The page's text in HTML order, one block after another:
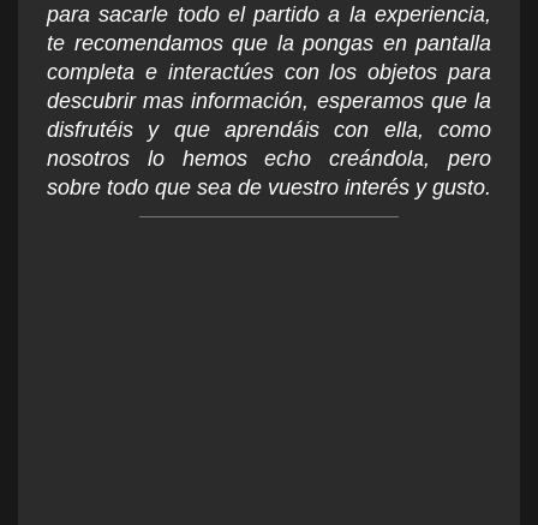
para sacarle todo el partido a la experiencia,
te recomendamos que la pongas en pantalla
completa e interactúes con los objetos para
descubrir mas información, esperamos que la
disfrutéis y que aprendáis con ella, como
nosotros lo hemos echo creándola, pero
sobre todo que sea de vuestro interés y gusto.